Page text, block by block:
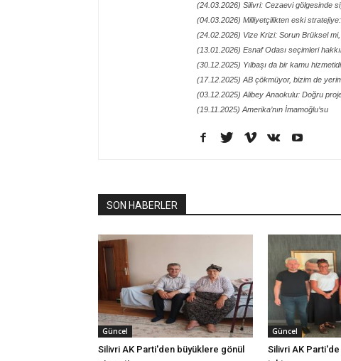
(24.03.2026) Silivri: Cezaevi gölgesinde
(04.03.2026) Milliyetçilikten eski
(24.02.2026) Vize Krizi: Sorun Brüksel mi,
(13.01.2026) Esnaf Odası seçimleri
(30.12.2025) Yılbaşı da bir kamu
(17.12.2025) AB çökmüyor, bizim de
(03.12.2025) Alibey Anaokulu: Doğru
(19.11.2025) Amerika’nın İmamoğlu’su
SON HABERLER
Güncel
Silivri AK Parti'den büyüklere gönül
Güncel
Silivri AK